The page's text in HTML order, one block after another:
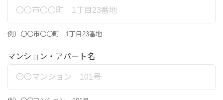
例）〇〇市〇〇町 1丁目23番地
マンション・アパート名